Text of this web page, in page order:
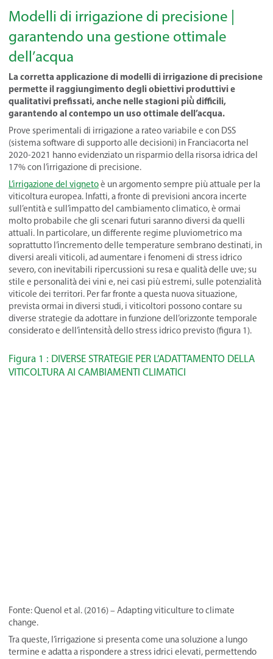
Modelli di irrigazione di precisione |
garantendo una gestione ottimale
dell’acqua
La corretta applicazione di modelli di irrigazione di precisione
permette il raggiungimento degli obiettivi produttivi e
qualitativi prefissati, anche nelle stagioni più̀ difficili,
garantendo al contempo un uso ottimale dell’acqua.
Prove sperimentali di irrigazione a rateo variabile e con DSS
(sistema software di supporto alle decisioni) in Franciacorta nel
2020-2021 hanno evidenziato un risparmio della risorsa idrica del
17% con l’irrigazione di precisione.
L’irrigazione del vignetoè un argomento sempre più attuale per la
viticoltura europea. Infatti, a fronte di previsioni ancora incerte
sull’entità e sull’impatto del cambiamento climatico, è ormai
molto probabile che gli scenari futuri saranno diversi da quelli
attuali. In particolare, un differente regime pluviometrico ma
soprattutto l’incremento delle temperature sembrano destinati, in
diversi areali viticoli, ad aumentare i fenomeni di stress idrico
severo, con inevitabili ripercussioni su resa e qualità delle uve; su
stile e personalità dei vini e, nei casi più estremi, sulle potenzialità
viticole dei territori. Per far fronte a questa nuova situazione,
prevista ormai in diversi studi, i viticoltori possono contare su
diverse strategie da adottare in funzione dell’orizzonte temporale
considerato e dell’intensità̀ dello stress idrico previsto (figura 1).
Figura 1 : DIVERSE STRATEGIE PER L’ADATTAMENTO DELLA
VITICOLTURA AI CAMBIAMENTI CLIMATICI
Fonte: Quenol et al. (2016) – Adapting viticulture to climate
change.
Tra queste, l’irrigazione si presenta come una soluzione a lungo
termine e adatta a rispondere a stress idrici elevati, permettendo